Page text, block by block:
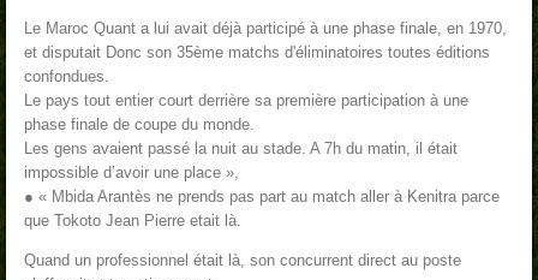
Le Maroc Quant a lui avait déjà participé à une phase finale, en 1970,
et disputait Donc son 35ème matchs d'éliminatoires toutes éditions
confondues.
Le pays tout entier court derrière sa première participation à une
phase finale de coupe du monde.
Les gens avaient passé la nuit au stade. A 7h du matin, il était
impossible d’avoir une place »,
● « Mbida Arantès ne prends pas part au match aller à Kenitra parce
que Tokoto Jean Pierre etait là.
Quand un professionnel était là, son concurrent direct au poste